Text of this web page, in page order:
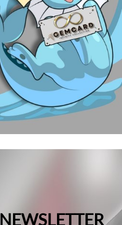
NEWSLETTER